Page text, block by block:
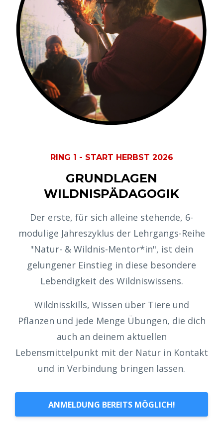
RING 1 - START HERBST 2026
GRUNDLAGEN
WILDNISPÄDAGOGIK
Der erste, für sich alleine stehende, 6-
modulige Jahreszyklus der Lehrgangs-Reihe
"Natur- & Wildnis-Mentor*in", ist dein
gelungener Einstieg in diese besondere
Lebendigkeit des Wildniswissens.
Wildnisskills, Wissen über Tiere und
Pflanzen und jede Menge Übungen, die dich
auch an deinem aktuellen
Lebensmittelpunkt mit der Natur in Kontakt
und in Verbindung bringen lassen.
ANMELDUNG BEREITS MÖGLICH!